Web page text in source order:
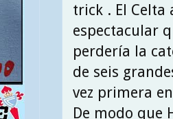
trick . El Celta
espectacular
perdería la
de seis
vez primera
De modo que